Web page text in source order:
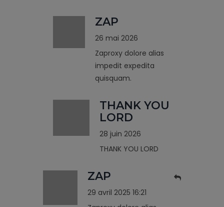
ZAP
26 mai 2026
Zaproxy dolore alias
impedit expedita
quisquam.
THANK YOU
LORD
28 juin 2026
THANK YOU LORD
ZAP
29 avril 2025 16:21